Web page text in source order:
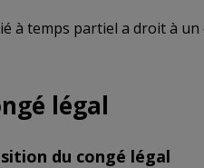
à temps partiel a droit à un
légal
du congé légal